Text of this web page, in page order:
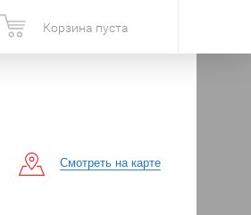
Корзина пуста
Смотреть на карте